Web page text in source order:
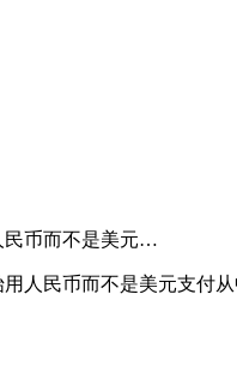
民币而不是美元…
人民币而不是美元支付